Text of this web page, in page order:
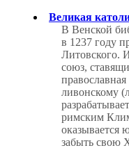
Великая
В Венской
в 1237 году
Литовского.
союз,
ливонскому
римским
забыть свою